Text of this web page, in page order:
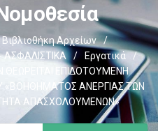
Βιβλιοθήκη Αρχείων
/
ΑΣΦΑΛΙΣΤΙΚΑ / Εργατικά
/
ΘΕΩΡΕΙΤΑΙ ΕΠΙΔΟΤΟΥΜΕΝΗ
«ΒΟΗΘΗΜΑΤΟΣ ΑΝΕΡΓΙΑΣ ΤΩΝ
ΑΠΑΣΧΟΛΟΥΜΕΝΩΝ»